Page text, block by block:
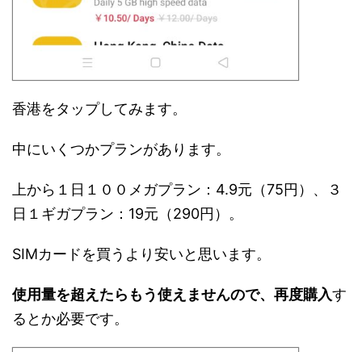
香港をタップしてみます。
中にいくつかプランがあります。
上から１日１００メガプラン：4.9元（75円）、３
日１ギガプラン：19元（290円）。
SIMカードを買うより安いと思います。
使用量を超えたらもう使えませんので、再度購入す
るとか必要です。